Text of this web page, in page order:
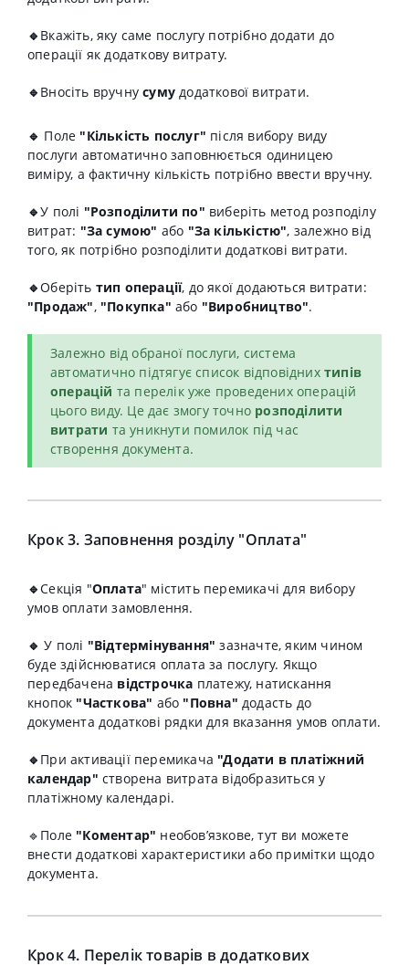
🔹 Вкажіть, яку саме послугу потрібно додати до
операції як додаткову витрату.
🔹 Вносіть вручнусуму додаткової витрати.
🔹 Поле "Кількість послуг" після вибору виду
послуги автоматично заповнюється одиницею
виміру, а фактичну кількість потрібно ввести вручну.
🔹У полі "Розподілити по" виберіть метод розподілу
витрат: "За сумою" або "За кількістю", залежно від
того, як потрібно розподілити додаткові витрати.
🔹Оберіть тип операції, до якої додаються витрати:
"Продаж", "Покупка" або "Виробництво".
Залежно від обраної послуги, система
автоматично підтягує список відповідних типів
операцій та перелік уже проведених операцій
цього виду. Це дає змогу точно розподілити
витрати та уникнути помилок під час
створення документа.
Крок 3. Заповнення розділу "Оплата"
🔹Секція "Оплата" містить перемикачі для вибору
умов оплати замовлення.
🔹 У полі "Відтермінування"зазначте, яким чином
буде здійснюватися оплата за послугу. Якщо
передбачена відстрочка платежу, натискання
кнопок "Часткова" або "Повна" додасть до
документа додаткові рядки для вказання умов оплати.
🔹 При активації перемикача "Додати в платіжний
календар" створена витрата відобразиться у
платіжному календарі.
🔹Поле "Коментар" необов’язкове, тут ви можете
внести додаткові характеристики або примітки щодо
документа.
Крок 4. Перелік товарів в додаткових